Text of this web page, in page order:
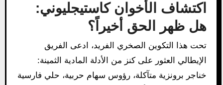
اكتشاف الأخوان كاستيجليوني:
هل ظهر الحق أخيراً؟
تحت هذا التكوين الصخري الفريد، ادعى الفريق
الإيطالي العثور على كنز من الأدلة المادية الثمينة:
خناجر برونزية متآكلة، رؤوس سهام حربية، حلي فارسية